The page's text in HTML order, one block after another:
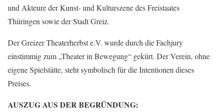
und Akteure der Kunst- und Kulturszene des Freistaates
Thüringen sowie der Stadt Greiz.
Der Greizer Theaterherbst e.V. wurde durch die Fachjury
einstimmig zum „Theater in Bewegung“ gekürt. Der Verein, ohne
eigene Spielstätte, steht symbolisch für die Intentionen dieses
Preises.
AUSZUG AUS DER BEGRÜNDUNG: